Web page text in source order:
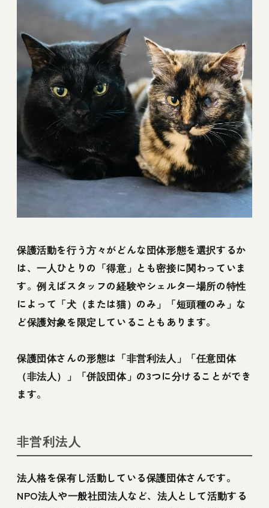
保護活動を行う方々がどんな団体形態を選択するか
は、一人ひとりの「得意」とも密接に関わっていま
す。例えばスタッフの経験やシェルター場所の特性
によって「犬（または猫）のみ」「短頭種のみ」な
ど保護対象を限定していることもあります。
保護団体さんの形態は「非営利法人」「任意団体
（非法人）」「併設団体」の3つに分けることができ
ます。
非営利法人
法人格を保有し活動している保護団体さんです。
NPO法人や一般社団法人など、法人として活動する